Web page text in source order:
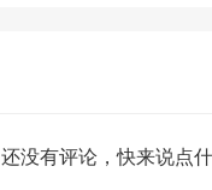
还没有评论，快来说点